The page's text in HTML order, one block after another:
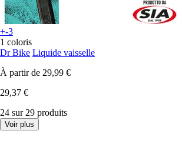
+-3
1 coloris
Dr Bike Liquide vaisselle
À partir de 29,99 €
29,37 €
24 sur 29 produits
Voir plus